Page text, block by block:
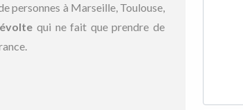
personnes à Marseille, Toulouse,
qui ne fait que prendre de